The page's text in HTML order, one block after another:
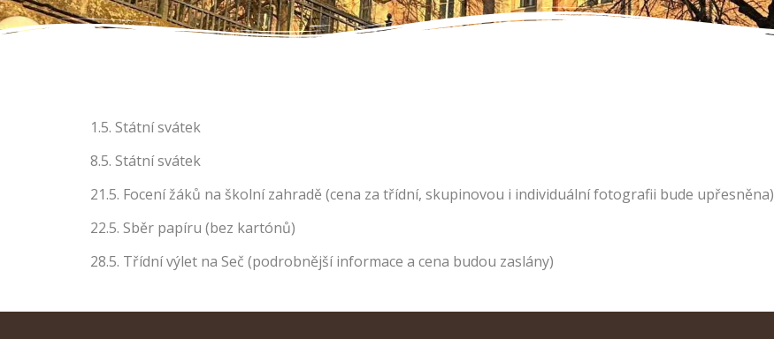
1.5. Státní svátek
8.5. Státní svátek
21.5. Focení žáků na školní zahradě (cena za třídní, skupinovou i individuální fotografii bude upřesněna)
22.5. Sběr papíru (bez kartónů)
28.5. Třídní výlet na Seč (podrobnější informace a cena budou zaslány)